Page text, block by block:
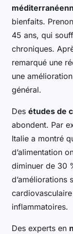
bienfaits.
45 ans, qui
chroniques.
remarqué une
une
général.
Des études de
abondent. Par
Italie a montré
d’alimentation
diminuer de 30
d’améliorations
inflammatoires.
Des experts en